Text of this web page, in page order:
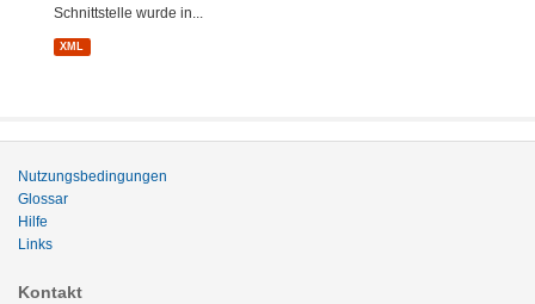
Schnittstelle wurde in...
XML
Nutzungsbedingungen
Glossar
Hilfe
Links
Kontakt